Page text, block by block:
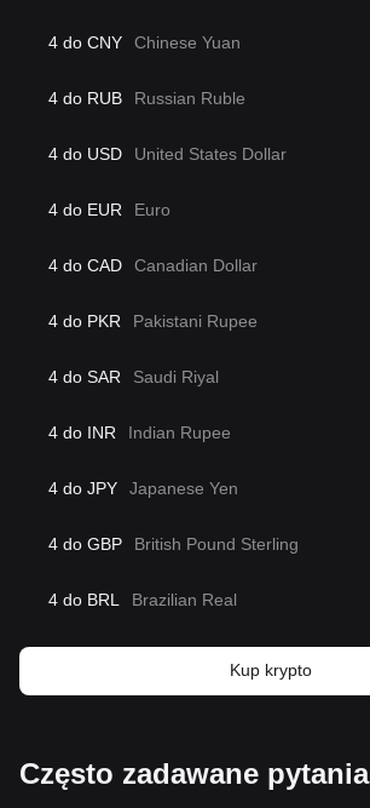
4 do CNY Chinese Yuan
4 do RUB Russian Ruble
4 do USD United States Dollar
4 do EUR Euro
4 do CAD Canadian Dollar
4 do PKR Pakistani Rupee
4 do SAR Saudi Riyal
4 do INR Indian Rupee
4 do JPY Japanese Yen
4 do GBP British Pound Sterling
4 do BRL Brazilian Real
Kup krypto
Często zadawane pytania